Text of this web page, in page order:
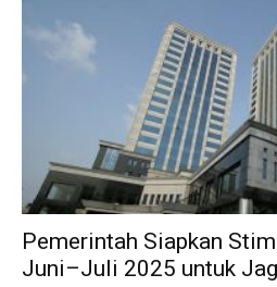
Pemerintah Siapkan
Juni–Juli 2025 untuk